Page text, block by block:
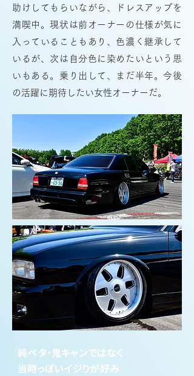
助けしてもらいながら、ドレスアップを
満喫中。現状は前オーナーの仕様が気に
入っていることもあり、色濃く継承して
いるが、次は自分色に染めたいという思
いもある。乗り出して、まだ半年。今後
の活躍に期待したい女性オーナーだ。
純ベタ・鬼キャンではなく
当時っぽいイジりが好み